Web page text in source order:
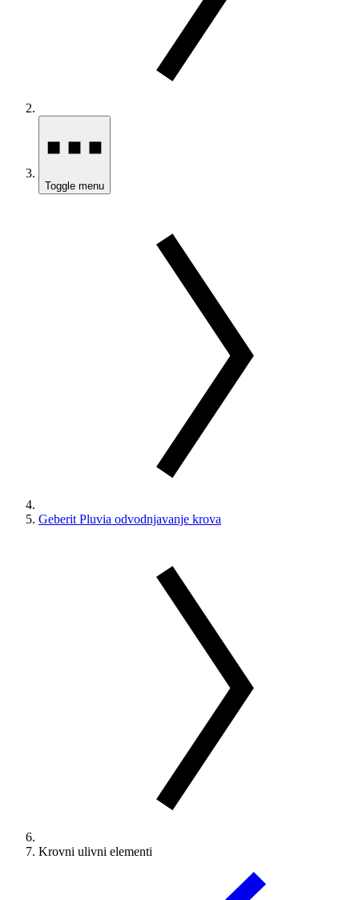
Toggle menu
Geberit Pluvia odvodnjavanje krova
Krovni ulivni elementi